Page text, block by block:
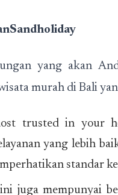
yang akan
murah di Bali
trusted in your
yang lebih
standar
juga mempunyai